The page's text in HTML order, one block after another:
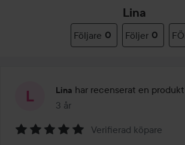
Lina
Följare 0 Följer 0
Lina har recenserat en produkt
3 år
Inlägget skapades 3 år
Verifierad köpare